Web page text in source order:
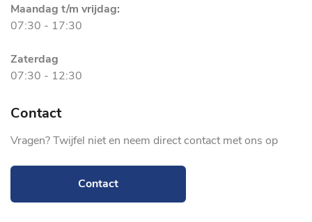
Maandag t/m vrijdag:
07:30 - 17:30
Zaterdag
07:30 - 12:30
Contact
Vragen? Twijfel niet en neem direct contact met ons op
Contact